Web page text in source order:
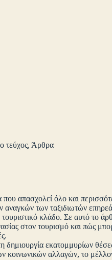
τεύχος, Άρθρα
απασχολεί όλο και
αναγκών των ταξιδιωτών
τουριστικό κλάδο. Σε αυτό το
στον τουρισμό και πώς
δημιουργία εκατομμυρίων
κοινωνικών αλλαγών, το